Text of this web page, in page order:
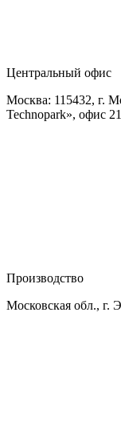
Центральный офис
Москва: 115432, г.
Technopark», офис
Производство
Московская обл., г.